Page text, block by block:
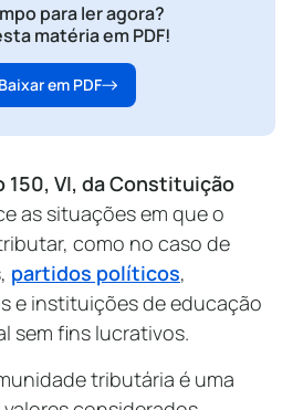
para ler agora?
matéria em PDF!
Baixar em PDF
VI, da Constituição
as situações em que o
como no caso de
partidos políticos,
e instituições de educação
sem fins lucrativos.
tributária é uma